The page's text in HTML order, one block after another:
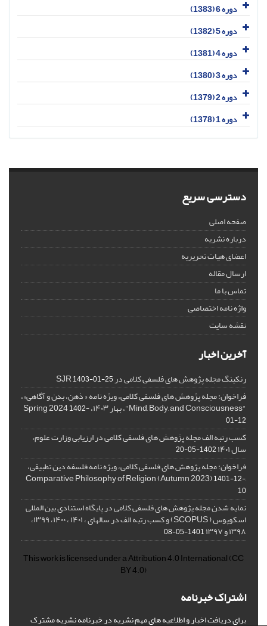
دوره 6 (1383)
دوره 5 (1382)
دوره 4 (1381)
دوره 3 (1380)
دوره 2 (1379)
دوره 1 (1378)
دسترسی سریع
صفحه اصلی
درباره نشریه
اعضای هیات تحریریه
ارسال مقاله
تماس با ما
واژه نامه اختصاصی
نقشه سایت
آخرین اخبار
رنکینگ مجله پژوهش های فلسفی کلامی در SJR1403-01-25
فراخوان: مجله پژوهش های فلسفی کلامی، ویژه نامه « ذهن، بدن و آگاهی»،
"Mind, Body, and Consciousness"، بهار ۱۴۰۳، Spring 2024
1402-
01-12
کسب رتبه الف مجله پژوهش های فلسفی کلامی در ارزیابی وزارت علوم،
سال ۱۴۰۱ 1402-05-20
فراخوان: مجله پژوهش های فلسفی کلامی، ویژه نامه فلسفه دین تطبیقی،
,Comparative Philosophy of Religion (Autumn 2023)
1401-12-
10
نمایه شدن مجله پژوهش های فلسفی کلامی در پایگاه استنادی بین المللی
اسکوپوس ( SCOPUS) و کسب رتبه الف در سالهای ، ۱۴۰۱ ، ۱۴۰۰، ۱۳۹۹،
۱۳۹۸ و ۱۳۹۷ 1401-05-08
This work is licensed under aAttribution 4.0 International(CC
BY 4.0)
اشتراک خبرنامه
برای دریافت اخبار و اطلاعیه های مهم نشریه در خبرنامه نشریه مشترک